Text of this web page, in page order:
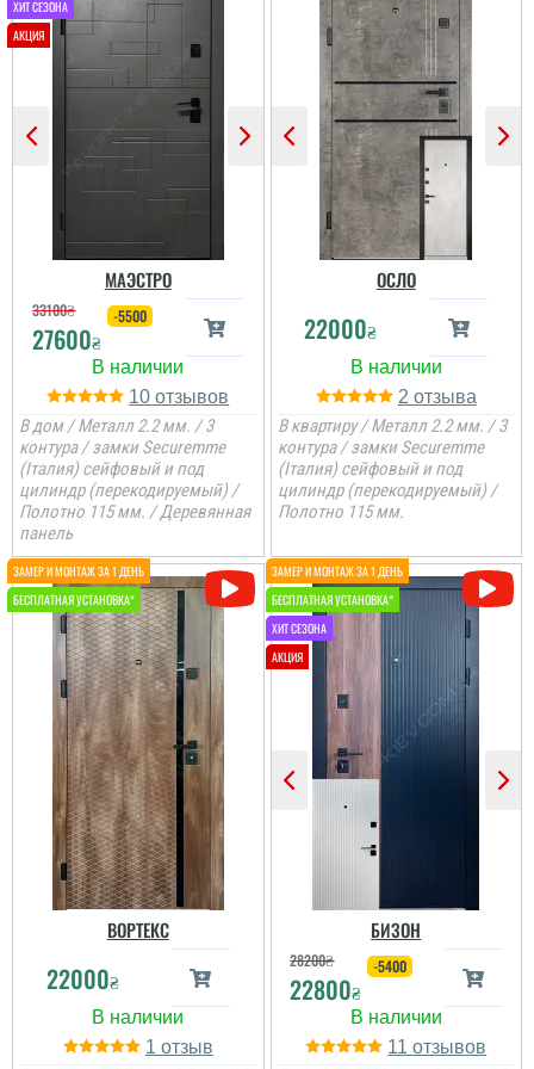
Галина
Неймовірно я
установка. Процвітання
вам.
МАЭСТРО
33100₴
27600₴
-5500
10
В дом / Металл 2.2 мм. / 3
контура / замки Securemme
(Італия) сейфовый и под
цилиндр (перекодируемый) /
Полотно 115 мм. / Деревянная
панель
ОСЛО
22000₴
2
В квартиру / Металл 2.2 мм. / 3
контура / замки Securemme
(Італия) сейфовый и под
цилиндр (перекодируемый) /
Полотно 115 мм.
ВОРТЕКС
22000₴
1
БИЗОН
28200₴
22800₴
-5400
11